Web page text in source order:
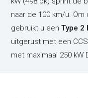
naar de 100 km/u.
gebruikt u eenType 2
uitgerust met een
met maximaal 250 kW